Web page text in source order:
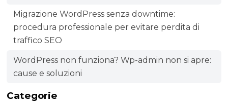
Migrazione WordPress senza downtime:
procedura professionale per evitare perdita di
traffico SEO
WordPress non funziona? Wp-admin non si apre:
cause e soluzioni
Categorie